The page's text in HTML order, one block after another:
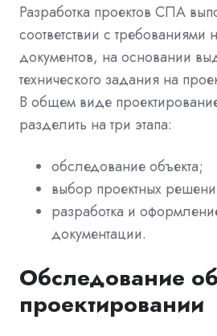
Разработка проектов СПА
соответствии с требованиями
документов, на основании
технического задания на
В общем виде
разделить на три этапа:
обследование объекта;
выбор проектных
разработка и
документации.
Обследование
проектировании